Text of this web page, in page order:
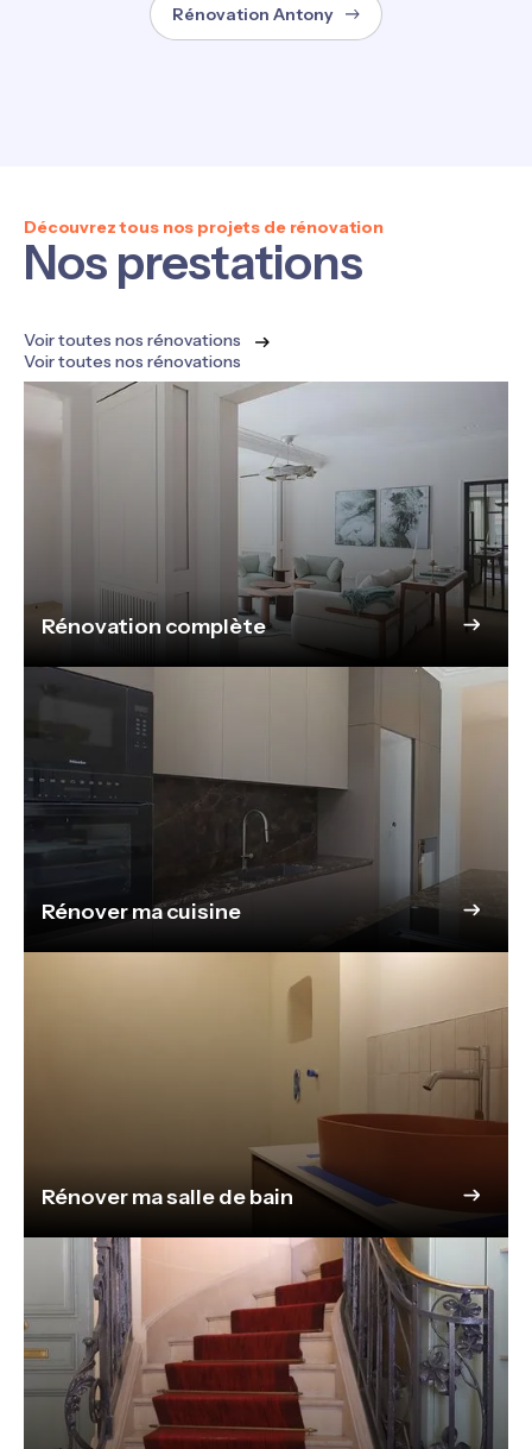
Rénovation Antony
Découvrez tous nos projets de rénovation
Nos prestations
Voir toutes nos rénovations
Voir toutes nos rénovations
Rénovation complète
Rénover ma cuisine
Rénover ma salle de bain